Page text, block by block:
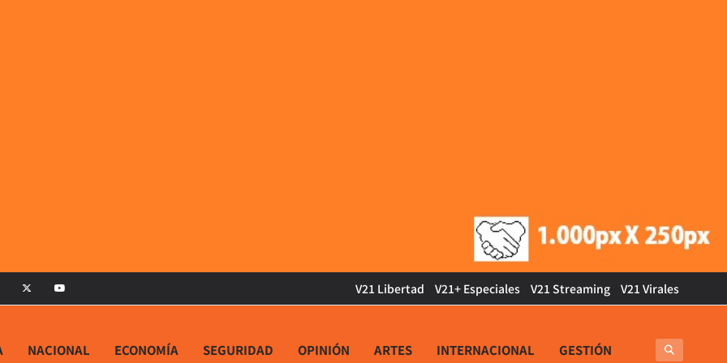
V21 Libertad V21+ Especiales V21 Streaming V21 Virales
NACIONAL ECONOMÍA SEGURIDAD OPINIÓN ARTES INTERNACIONAL GESTIÓN